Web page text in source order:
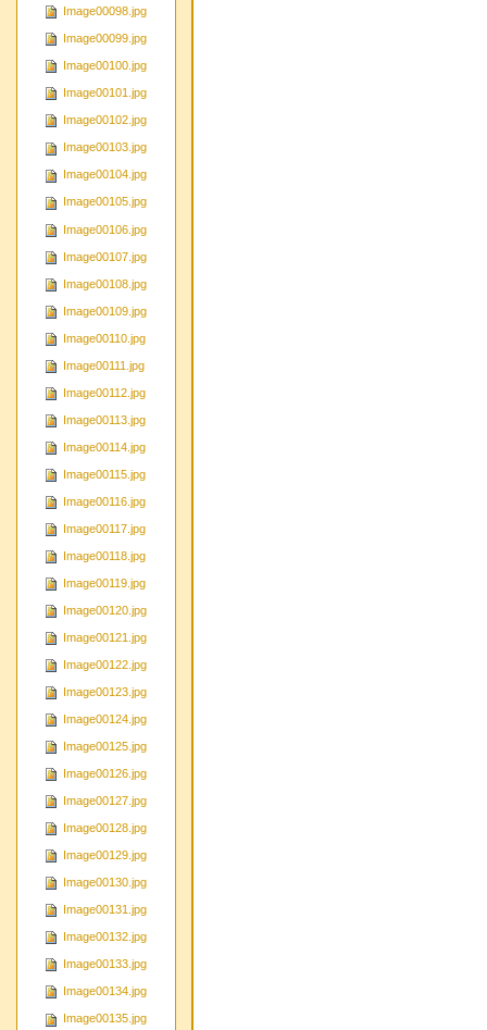
Image00098.jpg
Image00099.jpg
Image00100.jpg
Image00101.jpg
Image00102.jpg
Image00103.jpg
Image00104.jpg
Image00105.jpg
Image00106.jpg
Image00107.jpg
Image00108.jpg
Image00109.jpg
Image00110.jpg
Image00111.jpg
Image00112.jpg
Image00113.jpg
Image00114.jpg
Image00115.jpg
Image00116.jpg
Image00117.jpg
Image00118.jpg
Image00119.jpg
Image00120.jpg
Image00121.jpg
Image00122.jpg
Image00123.jpg
Image00124.jpg
Image00125.jpg
Image00126.jpg
Image00127.jpg
Image00128.jpg
Image00129.jpg
Image00130.jpg
Image00131.jpg
Image00132.jpg
Image00133.jpg
Image00134.jpg
Image00135.jpg